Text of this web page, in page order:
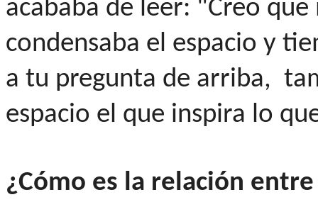
acababa de leer: "Creo
condensaba el espacio y
a tu pregunta de arriba,
espacio el que inspira lo
¿Cómo es la relación